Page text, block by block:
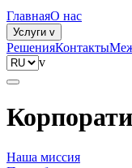
ГлавнаяО нас
Услуги v
РешенияКонтакты
v
Наша миссия